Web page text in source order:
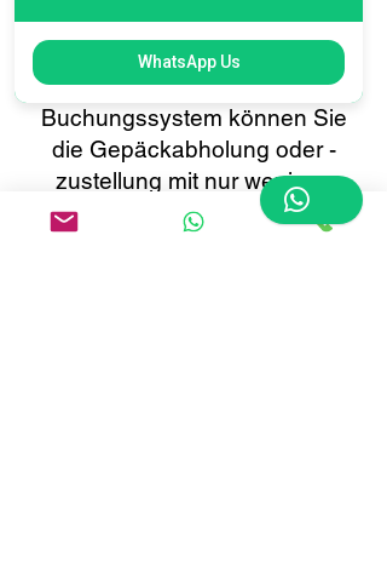
To Home geht schnell und
unkompliziert. Mit unserem
benutzerfreundlichen Online-
Buchungssystem können Sie
die Gepäckabholung oder -
zustellung mit nur wenigen
Klicks planen. Profitieren Sie
WhatsApp Us